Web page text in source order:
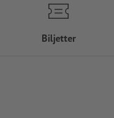
Biljetter